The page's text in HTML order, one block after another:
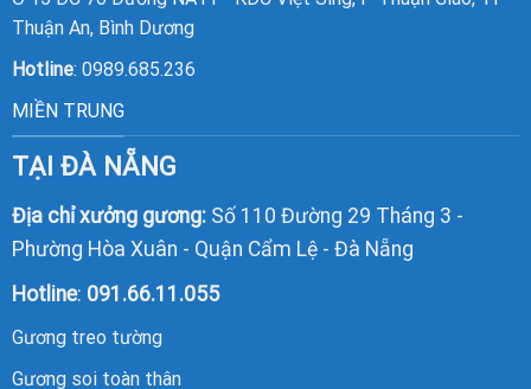
Thuận An, Bình Dương
Hotline: 0989.685.236
MIỀN TRUNG
TẠI ĐÀ NẴNG
Địa chỉ xưởng gương:Số 110 Đường 29 Tháng 3 -
Phường Hòa Xuân - Quận Cẩm Lệ - Đà Nẵng
Hotline: 091.66.11.055
Gương treo tường
Gương soi toàn thân